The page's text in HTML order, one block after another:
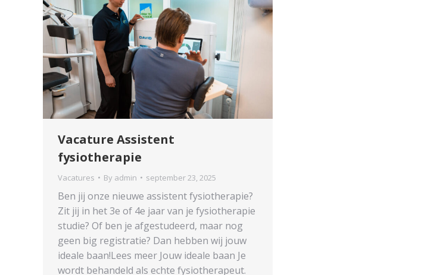
Vacature Assistent
fysiotherapie
Vacatures By admin september 23, 2025
Ben jij onze nieuwe assistent fysiotherapie?
Zit jij in het 3e of 4e jaar van je fysiotherapie
studie? Of ben je afgestudeerd, maar nog
geen big registratie? Dan hebben wij jouw
ideale baan!Lees meer Jouw ideale baan Je
wordt behandeld als echte fysiotherapeut.